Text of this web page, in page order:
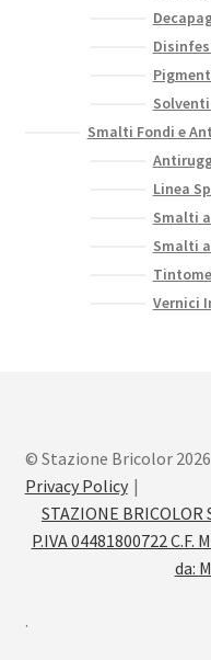
Smalti Fondi e
Linea
Smalti
Smalti
Vernici
© Stazione Bricolor 2026
Privacy Policy
STAZIONE
P.IVA 04481800722 C.F.
da:
.